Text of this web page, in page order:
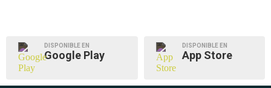
DISPONIBLE EN
Google Play
DISPONIBLE EN
App Store